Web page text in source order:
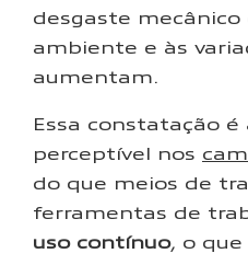
desgaste mecânico
ambiente e às
aumentam.
Essa constatação é
perceptível nos
do que meios de
ferramentas de
uso contínuo, o que